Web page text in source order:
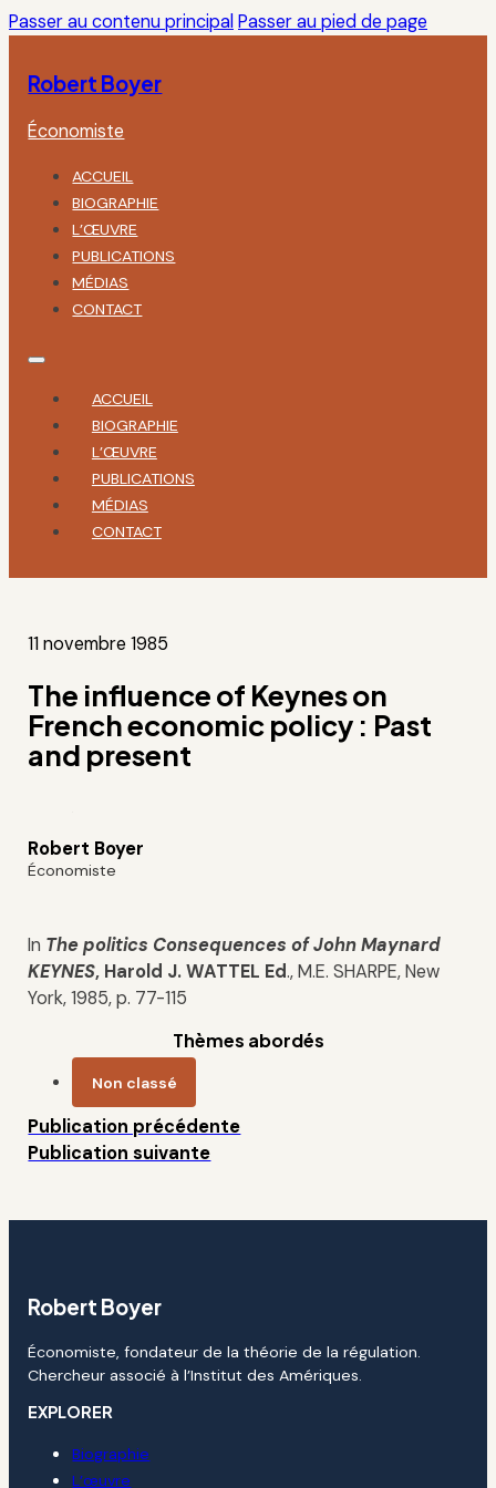
Passer au contenu principal Passer au pied de page
Robert Boyer
Économiste
ACCUEIL
BIOGRAPHIE
L’ŒUVRE
PUBLICATIONS
MÉDIAS
CONTACT
ACCUEIL
BIOGRAPHIE
L’ŒUVRE
PUBLICATIONS
MÉDIAS
CONTACT
11 novembre 1985
The influence of Keynes on
French economic policy : Past
and present
Robert Boyer
Économiste
In The politics Consequences of JohnMaynard
KEYNES, Harold J. WATTEL Ed., M.E. SHARPE, New
York, 1985, p. 77-115
Thèmes abordés
Non classé
Publication précédente
Publication suivante
Robert Boyer
Économiste, fondateur de la théorie de la régulation.
Chercheur associé à l’Institut des Amériques.
EXPLORER
Biographie
L’œuvre